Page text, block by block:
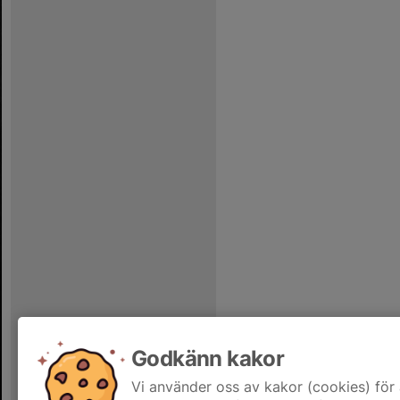
Godkänn kakor
Vi använder oss av kakor (cookies)